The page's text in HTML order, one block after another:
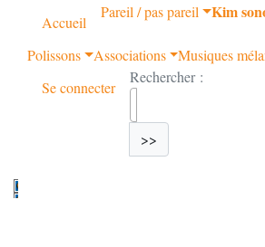
Accueil
Pareil / pas pareil Kim
Polissons Associations
Musiques
Se connecter
Rechercher :
>>